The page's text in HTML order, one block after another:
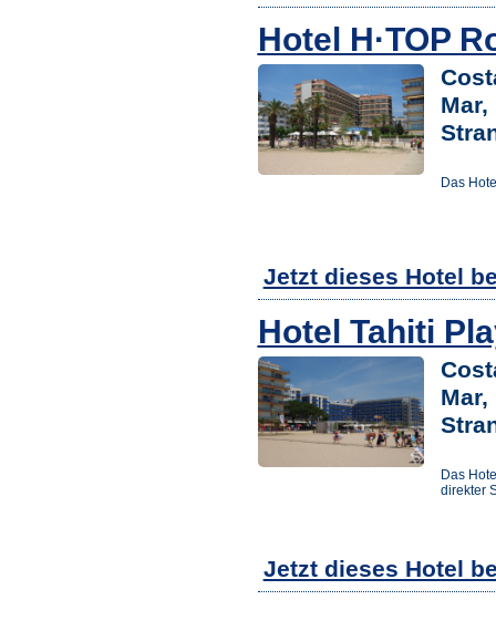
Hotel H·TOP
Das
Jetzt dieses Hotel
Hotel Tahiti
Das
direkter
Jetzt dieses Hotel